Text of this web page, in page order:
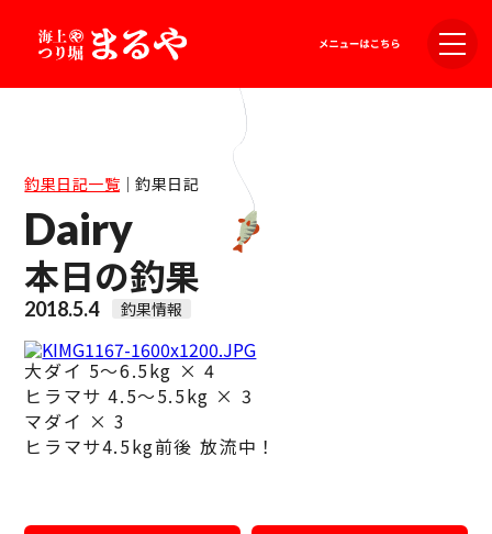
釣果日記一覧｜釣果日記
Dairy
本日の釣果
2018.5.4 釣果情報
大ダイ 5～6.5kg × 4
ヒラマサ 4.5～5.5kg × 3
マダイ × 3
ヒラマサ4.5kg前後 放流中！